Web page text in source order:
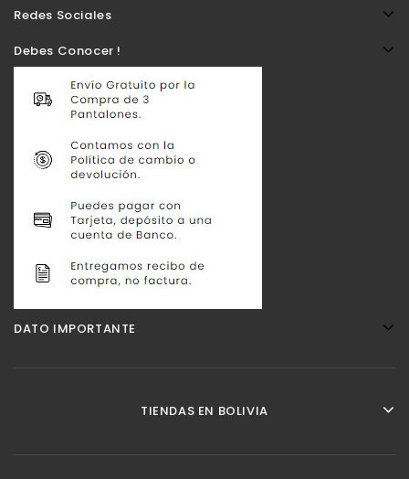
Redes Sociales
Debes Conocer !
DATO IMPORTANTE
TIENDAS EN BOLIVIA